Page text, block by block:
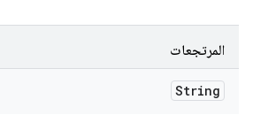
المرتجعات
String